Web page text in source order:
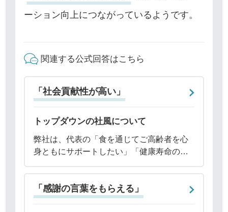
ーション向上につながっているようです。
関連する公式回答はこちら
「社会貢献性が高い」
トップダウンの社風について
弊社は、代表の「食を通じてご高齢者を心
身ともにサポートしたい」「健康寿命の伸
タートしました。代表に賛同し、その想い
を実現するべく集まった社員が多いため、
トップダウ
「感謝の言葉をもらえる」